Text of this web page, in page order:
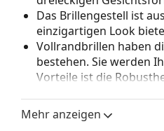
Das Brillengestell ist
einzigartigen Look
Vollrandbrillen haben
bestehen. Sie werden
Vorteile ist die
Gläser mit höherer
Verstellbare
Mehr anzeigen